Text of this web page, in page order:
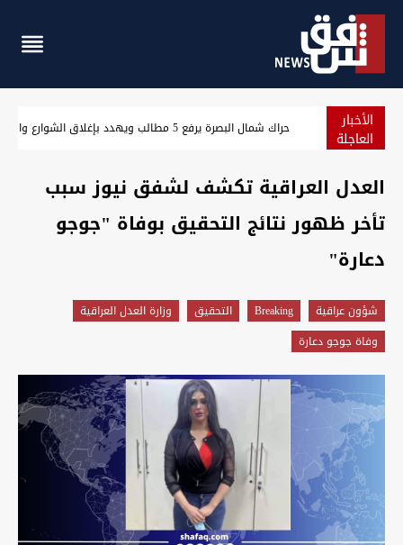
الأخبار
العاجلة ارتباك في رأس الأمن الإيراني.. ذو القدر يظهر مجدداً بعد
العدل العراقية تكشف لشفق نيوز سبب
تأخر ظهور نتائج التحقيق بوفاة "جوجو
دعارة"
شؤون عراقية Breaking التحقيق
وزارة العدل العراقية
وفاة جوجو دعارة